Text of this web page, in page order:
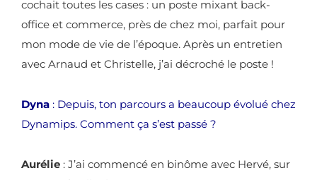
cochait toutes les cases : un poste mixant back-
office et commerce, près de chez moi, parfait pour
mon mode de vie de l’époque. Après un entretien
avec Arnaud et Christelle, j’ai décroché le poste !
Dyna : Depuis, ton parcours a beaucoup évolué chez
Dynamips. Comment ça s’est passé ?
Aurélie : J’ai commencé en binôme avec Hervé, sur